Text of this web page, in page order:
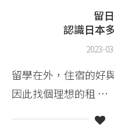
留
認識日本
2023-
留學在外，住宿的好
因此找個理想的租 …